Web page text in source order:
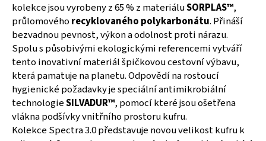
kolekce jsou vyrobeny z 65 % z materiáluSORPLAS™,
průlomového recyklovaného polykarbonátu. Přináší
bezvadnou pevnost, výkon a odolnost proti nárazu.
Spolu s působivými ekologickými referencemi vytváří
tento inovativní materiál špičkovou cestovní výbavu,
která pamatuje na planetu. Odpovědí na rostoucí
hygienické požadavky je speciální antimikrobiální
technologieSILVADUR™, pomocí které jsou ošetřena
vlákna podšívky vnitřního prostoru kufru.
Kolekce Spectra 3.0 představuje novou velikost kufru k
p
o
r
u
č
u
j
e
m
e